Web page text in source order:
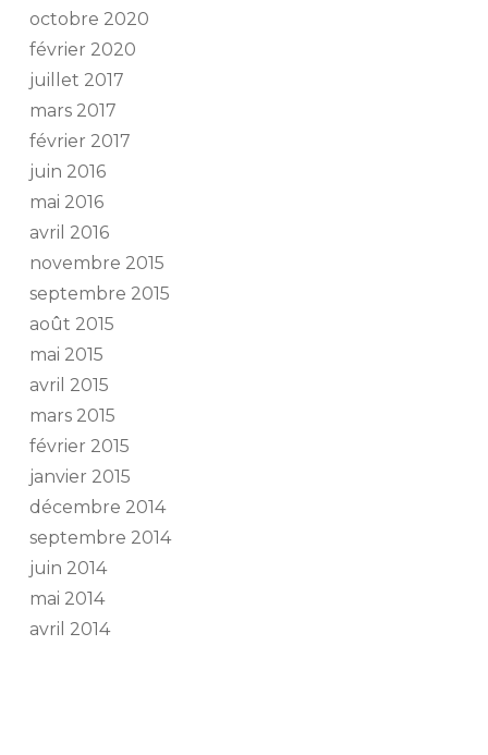
octobre 2020
février 2020
juillet 2017
mars 2017
février 2017
juin 2016
mai 2016
avril 2016
novembre 2015
septembre 2015
août 2015
mai 2015
avril 2015
mars 2015
février 2015
janvier 2015
décembre 2014
septembre 2014
juin 2014
mai 2014
avril 2014